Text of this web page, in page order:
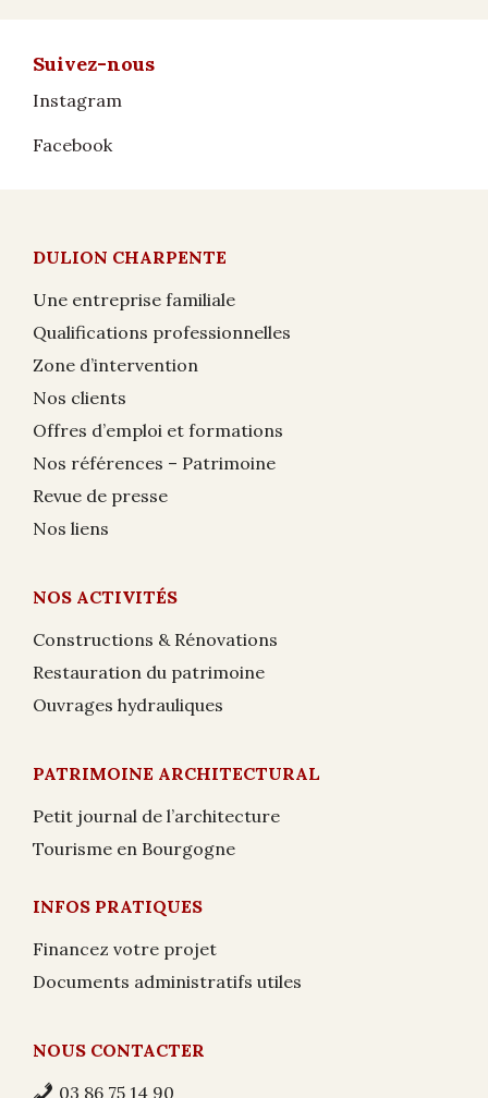
Suivez-nous
Instagram
Facebook
DULION CHARPENTE
Une entreprise familiale
Qualifications professionnelles
Zone d’intervention
Nos clients
Offres d’emploi et formations
Nos références – Patrimoine
Revue de presse
Nos liens
NOS ACTIVITÉS
Constructions & Rénovations
Restauration du patrimoine
Ouvrages hydrauliques
PATRIMOINE ARCHITECTURAL
Petit journal de l’architecture
Tourisme en Bourgogne
INFOS PRATIQUES
Financez votre projet
Documents administratifs utiles
NOUS CONTACTER
03 86 75 14 90